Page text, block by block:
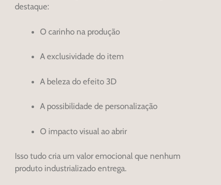
destaque:
O carinho na produção
A exclusividade do item
A beleza do efeito 3D
A possibilidade de personalização
O impacto visual ao abrir
Isso tudo cria um valor emocional que nenhum
produto industrializado entrega.